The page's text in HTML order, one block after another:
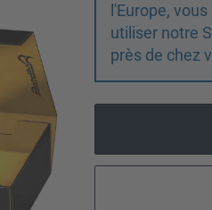
l'Europe,
utiliser notre
près de chez